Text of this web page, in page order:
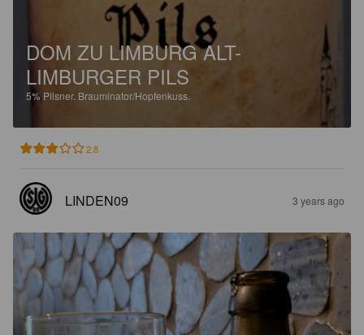
DOM ZU LIMBURG ALT-
LIMBURGER PILS
5% Pilsner. Brauminator/Hopfenkuss.
2.8
LINDEN09 3 years ago